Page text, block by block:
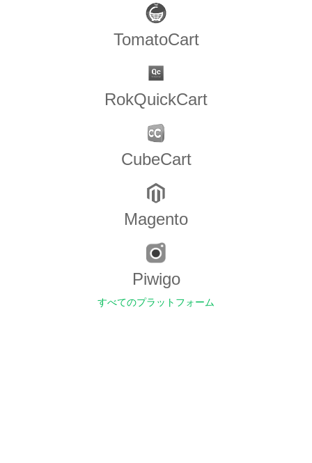
TomatoCart
RokQuickCart
CubeCart
Magento
Piwigo
すべてのプラットフォーム